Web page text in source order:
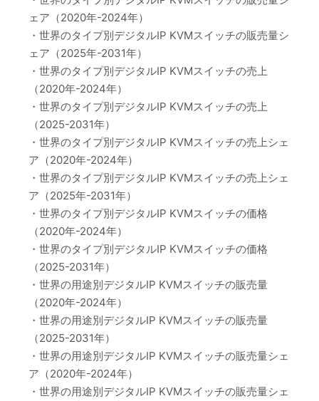
ェア（2020年-2024年）
・世界のタイプ別デジタルIP KVMスイッチの販売量シ
ェア（2025年-2031年）
・世界のタイプ別デジタルIP KVMスイッチの売上
（2020年-2024年）
・世界のタイプ別デジタルIP KVMスイッチの売上
（2025-2031年）
・世界のタイプ別デジタルIP KVMスイッチの売上シェ
ア（2020年-2024年）
・世界のタイプ別デジタルIP KVMスイッチの売上シェ
ア（2025年-2031年）
・世界のタイプ別デジタルIP KVMスイッチの価格
（2020年-2024年）
・世界のタイプ別デジタルIP KVMスイッチの価格
（2025-2031年）
・世界の用途別デジタルIP KVMスイッチの販売量
（2020年-2024年）
・世界の用途別デジタルIP KVMスイッチの販売量
（2025-2031年）
・世界の用途別デジタルIP KVMスイッチの販売量シェ
ア（2020年-2024年）
・世界の用途別デジタルIP KVMスイッチの販売量シェ